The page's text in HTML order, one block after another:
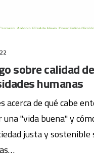
sobre calidad
humanas
acerca de qué cabe
una "vida buena" y
justa y sostenible